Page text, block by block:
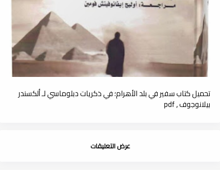
تحميل كتاب سفير في بلد الأھرام؛ في ذكريات دبلوماسي لـ ألكسندر
بيلانوجوف , pdf
عرض التعليقات